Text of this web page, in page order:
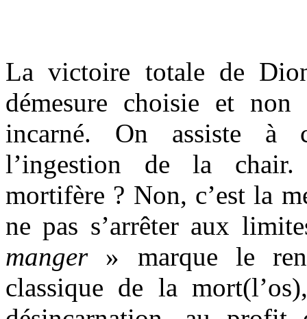
La victoire totale de
démesure choisie et non
incarné. On assiste à
l’ingestion de la chair.
mortifère ? Non, c’est la
ne pas s’arrêter aux
manger»
marque le
classique de la